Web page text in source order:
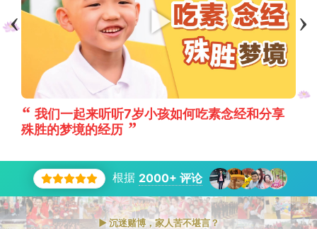
我们一起来听听7岁小孩如何吃素念经和分享
殊胜的梦境的经历
根据 2000+ 评论
► 沉迷赌博，家人苦不堪言？